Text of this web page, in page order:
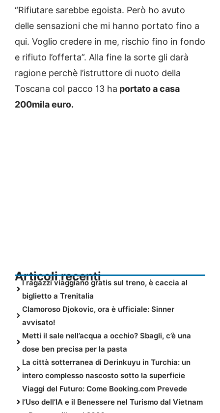
“Rifiutare sarebbe egoista. Però ho avuto
delle sensazioni che mi hanno portato fino a
qui. Voglio credere in me, rischio fino in fondo
e rifiuto l’offerta”. Alla fine la sorte gli darà
ragione perchè l’istruttore di nuoto della
Toscana col pacco 13 ha portato a casa
200mila euro.
Articoli recenti
I ragazzi viaggiano gratis sul treno, è caccia al
biglietto a Trenitalia
Clamoroso Djokovic, ora è ufficiale: Sinner
avvisato!
Metti il sale nell’acqua a occhio? Sbagli, c’è una
dose ben precisa per la pasta
La città sotterranea di Derinkuyu in Turchia: un
intero complesso nascosto sotto la superficie
Viaggi del Futuro: Come Booking.com Prevede
l’Uso dell’IA e il Benessere nel Turismo dal Vietnam